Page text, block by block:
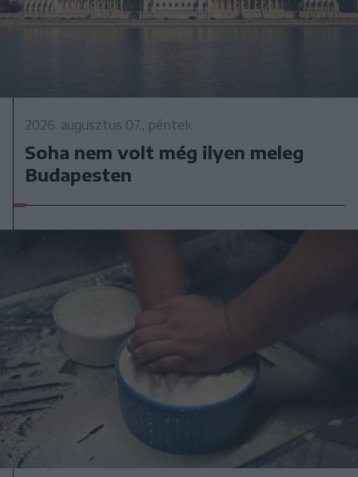
2026. augusztus 07., péntek
Soha nem volt még ilyen meleg
Budapesten